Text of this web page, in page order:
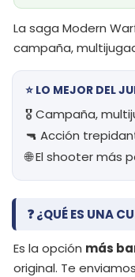
La saga Modern
campaña,
⭐ LO MEJOR DEL
🎖️ Campaña,
🔫 Acción
🌐 El shooter más
❓ ¿QUÉ ES UNA
Es la opción más
original. Te